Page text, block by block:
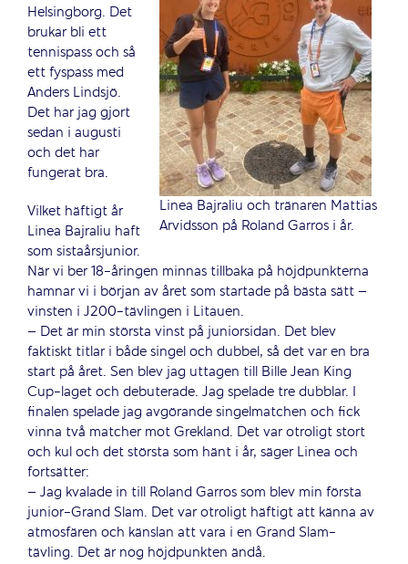
Linea Bajraliu och tränaren Mattias
Arvidsson på Roland Garros i år.
Helsingborg. Det
brukar bli ett
tennispass och så
ett fyspass med
Anders Lindsjö.
Det har jag gjort
sedan i augusti
och det har
fungerat bra.
Vilket häftigt år
Linea Bajraliu haft
som sistaårsjunior.
När vi ber 18-åringen minnas tillbaka på höjdpunkterna
hamnar vi i början av året som startade på bästa sätt –
vinsten i J200-tävlingen i Litauen.
– Det är min största vinst på juniorsidan. Det blev
faktiskt titlar i både singel och dubbel, så det var en bra
start på året. Sen blev jag uttagen till Bille Jean King
Cup-laget och debuterade. Jag spelade tre dubblar. I
finalen spelade jag avgörande singelmatchen och fick
vinna två matcher mot Grekland. Det var otroligt stort
och kul och det största som hänt i år, säger Linea och
fortsätter:
– Jag kvalade in till Roland Garros som blev min första
junior-Grand Slam. Det var otroligt häftigt att känna av
atmosfären och känslan att vara i en Grand Slam-
tävling. Det är nog höjdpunkten ändå.